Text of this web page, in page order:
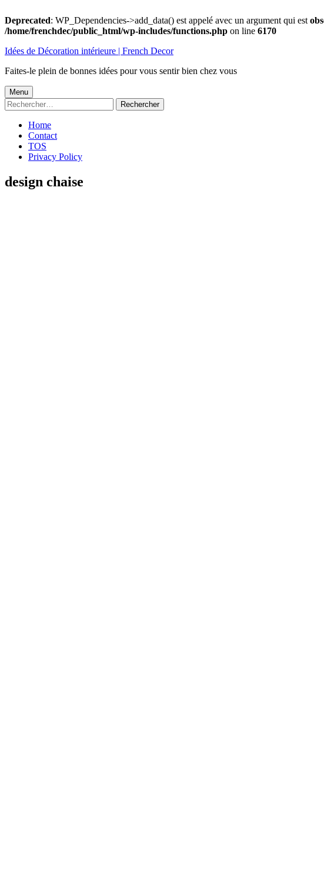
Deprecated: WP_Dependencies->add_data() est appelé avec un argument qui est
/home/frenchdec/public_html/wp-includes/functions.php on line 6170
au
Idées de Décoration intérieure | French Decor
Faites-le plein de bonnes idées pour vous sentir bien chez vous
Menu
principal
Menu
Rechercher :
Home
Contact
TOS
Privacy Policy
design chaise